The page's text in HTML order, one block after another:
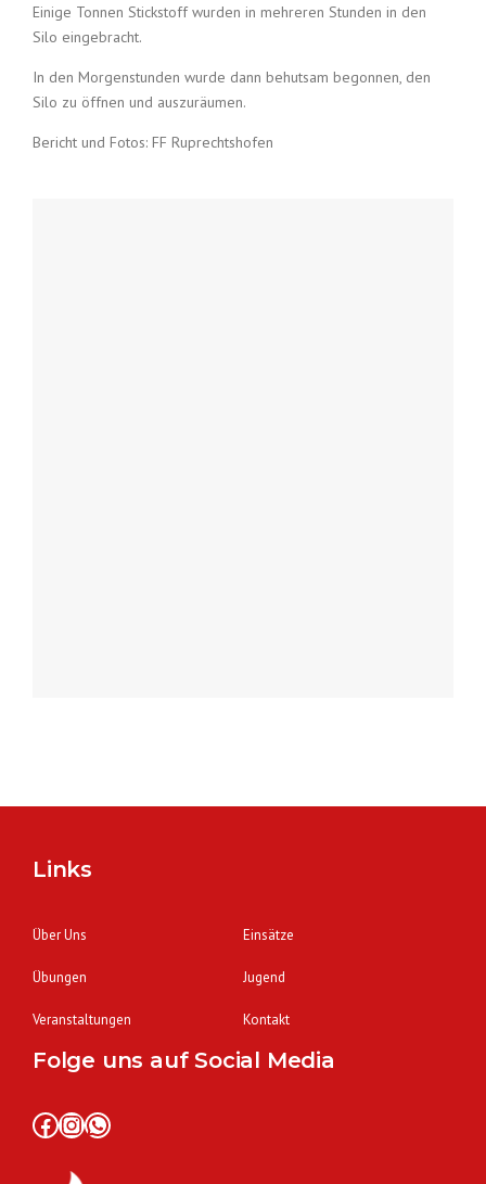
Einige Tonnen Stickstoff wurden in mehreren Stunden in den
Silo eingebracht.
In den Morgenstunden wurde dann behutsam begonnen, den
Silo zu öffnen und auszuräumen.
Bericht und Fotos: FF Ruprechtshofen
Links
Über Uns Einsätze
Übungen Jugend
Veranstaltungen Kontakt
Folge uns auf Social Media
Facebook InstagramWhatsApp